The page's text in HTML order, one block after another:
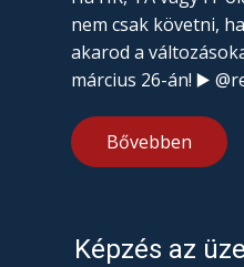
nem csak követni,
akarod a
március 26-án! ▶️
Bővebben
Képzés az